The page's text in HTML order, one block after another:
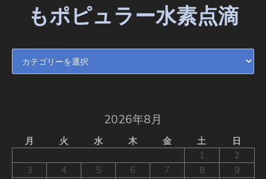
もポピュラー水素点滴
2026年8月
月 火 水 木 金 土
日
1
2
3
4 5 6 7 8
9